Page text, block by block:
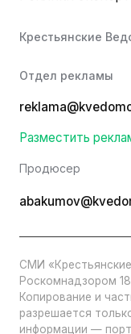
Крестьянские
Отдел рекламы
Разместить
Продюсер
СМИ
Роскомнадзором
Копирование и
разрешается
информации —